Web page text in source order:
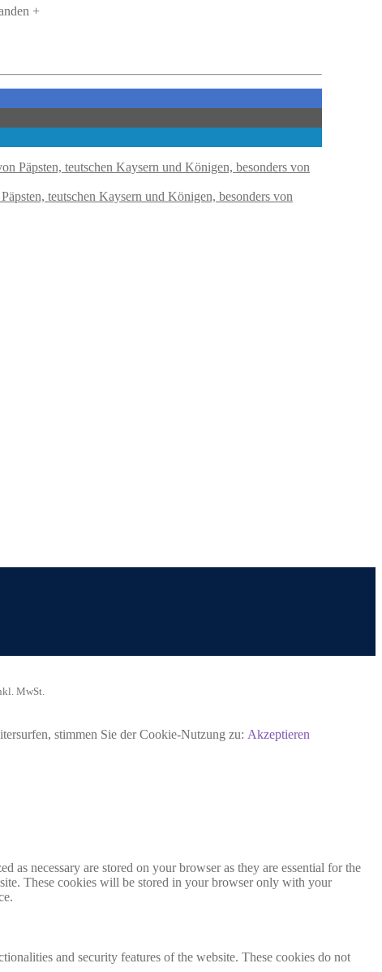
+
teutschen Kaysern und Königen, besonders von
MwSt.
stimmen Sie der Cookie-Nutzung zu: Akzeptieren
as necessary are stored on your browser as they are essential for the
These cookies will be stored in your browser only with your
and security features of the website. These cookies do not